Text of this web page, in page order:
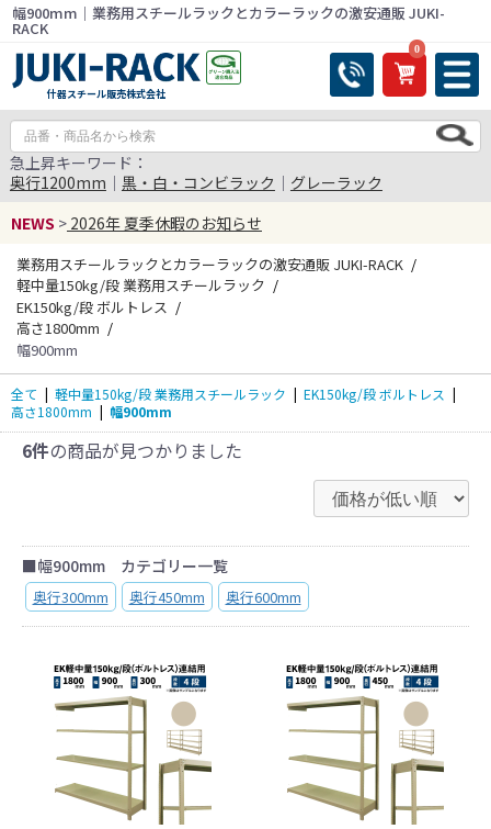
幅900mm｜業務用スチールラックとカラーラックの激安通販 JUKI-
RACK
什器スチール販売株式会社
0
急上昇キーワード：
奥行1200mm ｜ 黒・白・コンビラック ｜ グレーラック
NEWS > 2026年 夏季休暇のお知らせ
業務用スチールラックとカラーラックの激安通販 JUKI-RACK
軽中量150kg/段 業務用スチールラック
EK150kg/段 ボルトレス
高さ1800mm
幅900mm
全て | 軽中量150kg/段 業務用スチールラック | EK150kg/段 ボルトレス |
高さ1800mm | 幅900mm
6件の商品が見つかりました
■幅900mm カテゴリー一覧
奥行300mm 奥行450mm 奥行600mm